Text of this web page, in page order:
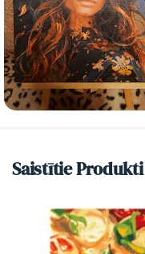
Saistītie Produkti